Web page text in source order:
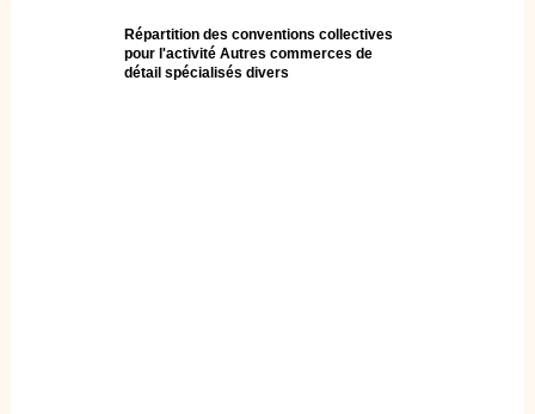
Répartition des conventions collectives
pour l'activité Autres commerces de
détail spécialisés divers